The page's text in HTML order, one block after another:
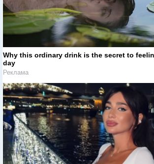
Why this ordinary drink is the secret to
day
Реклама